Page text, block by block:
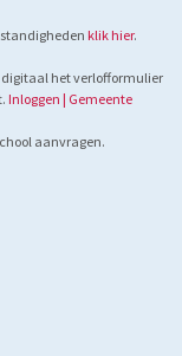
klik hier.
digitaal het verlofformulier
Inloggen | Gemeente
aanvragen.